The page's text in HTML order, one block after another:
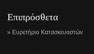
Επιπρόσθετα
Ευρετήριο Κατασκευαστών